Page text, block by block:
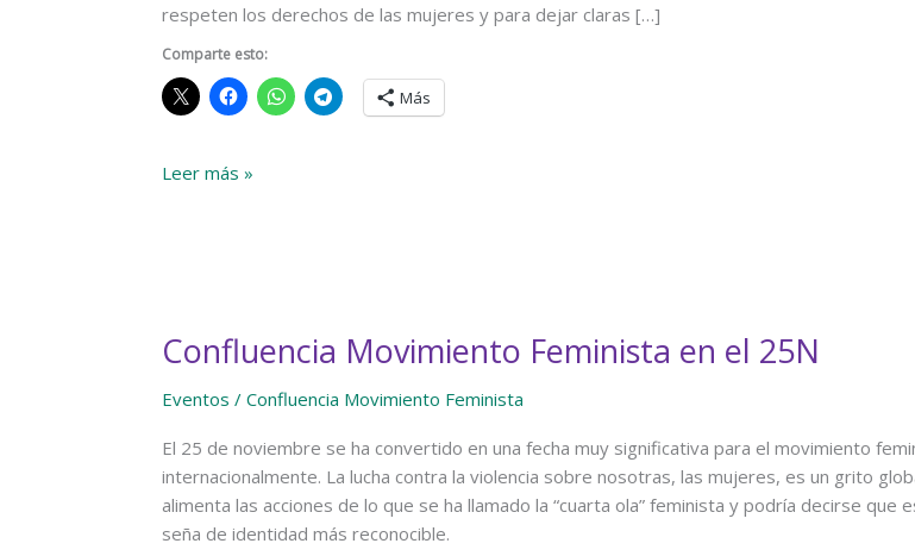
respeten los derechos de las mujeres y para dejar claras […]
Comparte esto:
Más
Entrevista
del
no
vulneraría
los
derechos
de
Leer más »
Confluencia Movimiento Feminista en el 25N
Eventos / Confluencia Movimiento Feminista
El 25 de noviembre se ha convertido en una fecha muy significativa para el movimiento
internacionalmente. La lucha contra la violencia sobre nosotras, las mujeres, es un grito
alimenta las acciones de lo que se ha llamado la “cuarta ola” feminista y podría decirse que
seña de identidad más reconocible.